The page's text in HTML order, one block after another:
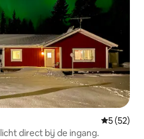
5 (52)
direct bij de ingang.